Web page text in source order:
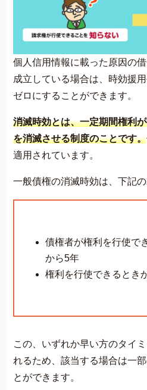
個人信用情報に載った原因の
成立している場合は、時効援
ゼロにすることができます。
消滅時効とは、一定期間権利
を消滅させる制度のことです。
適用されています。
一般債権の消滅時効は、下記の
債権者が権利を行使で
から5年
権利を行使できるとき
この、いずれか早い方のタイ
れるため、該当する場合は一
とができます。